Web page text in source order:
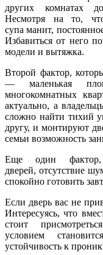
других комнатах
Несмотря на то,
супа манит,
Избавиться от него
модели и вытяжка.
Второй фактор,
— маленькая
многокомнатных
актуально, а
сложно найти тихий
другу, и монтируют
семьи возможность
Еще один
дверей, отсутствие
спокойно готовить
Если дверь вас не
Интересуясь, что
стоит
условием
устойчивость к